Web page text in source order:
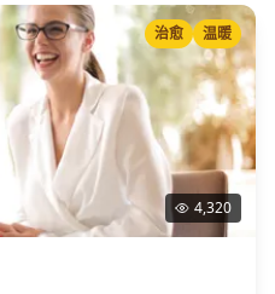
4,320
治愈 温暖